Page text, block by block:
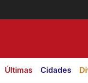
Últimas Cidades